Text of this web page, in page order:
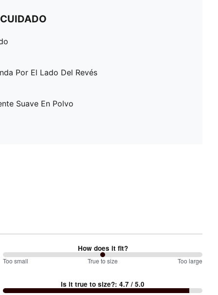
Por El Lado Del Revés
Suave En Polvo
How does it fit?
100%
Too
Too small True to size Too large
Is it true to size?:4.7 / 5.0